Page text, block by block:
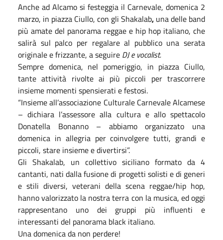
Anche ad Alcamo si festeggia il Carnevale, domenica 2
marzo, in piazza Ciullo, con gli Shakalab, una delle band
più amate del panorama reggae e hip hop italiano, che
salirà sul palco per regalare al pubblico una serata
originale e frizzante, a seguire DJ e vocalist.
Sempre domenica, nel pomeriggio, in piazza Ciullo,
tante attività rivolte ai più piccoli per trascorrere
insieme momenti spensierati e festosi.
“Insieme all’associazione Culturale Carnevale Alcamese
– dichiara l’assessore alla cultura e allo spettacolo
Donatella Bonanno – abbiamo organizzato una
domenica in allegria per coinvolgere tutti, grandi e
piccoli, stare insieme e divertirsi”.
Gli Shakalab, un collettivo siciliano formato da 4
cantanti, nati dalla fusione di progetti solisti e di generi
e stili diversi, veterani della scena reggae/hip hop,
hanno valorizzato la nostra terra con la musica, ed oggi
rappresentano uno dei gruppi più influenti e
interessanti del panorama black italiano.
Una domenica da non perdere!